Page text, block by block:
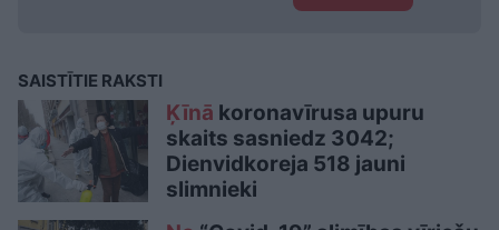
SAISTĪTIE RAKSTI
Ķīnā koronavīrusa upuru
skaits sasniedz 3042;
Dienvidkoreja 518 jauni
slimnieki